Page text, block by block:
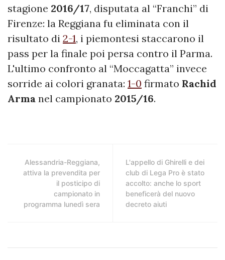
stagione 2016/17, disputata al “Franchi” di
Firenze: la Reggiana fu eliminata con il
risultato di 2-1, i piemontesi staccarono il
pass per la finale poi persa contro il Parma.
L'ultimo confronto al “Moccagatta” invece
sorride ai colori granata: 1-0 firmato Rachid
Arma nel campionato 2015/16.
Alessandria-Reggiana,
attiva la prevendita per
il posticipo di
campionato in
programma lunedì sera
L'appello di Ghirelli e dei
club di Lega Pro è stato
accolto: anche lo sport
beneficerà del nuovo
decreto aiuti